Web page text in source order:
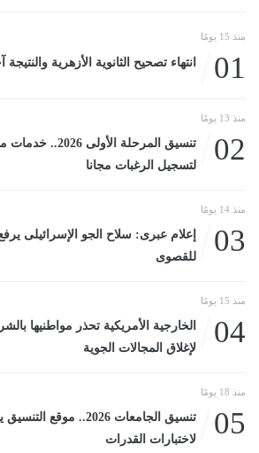
منذ 15 يومًا
01 انتهاء تصحيح الثانوية الأزهرية
منذ 13 يومًا
02
تنسيق المرحلة
لتسجيل الرغبات مجانا
منذ 14 يومًا
03
إعلام عبرى: سلاح الجو الإسرائيلى
للقصوى
منذ 15 يومًا
04
الخارجية الأمريكية تحذر مواطنيها
لإغلاق المجالات الجوية
منذ 18 يومًا
05
تنسيق الجامعات 2026..
لاختبارات القدرات